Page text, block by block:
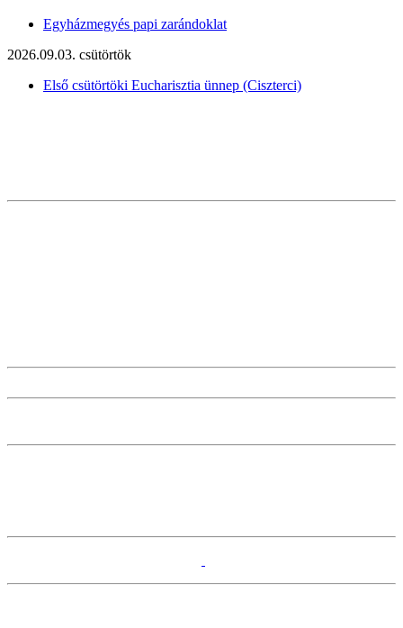
Egyházmegyés papi zarándoklat
2026.09.03. csütörtök
Első csütörtöki Eucharisztia ünnep (Ciszterci)